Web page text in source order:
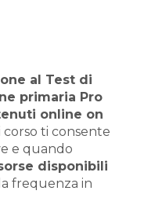
al Test di
primaria Pro
online on
corso ti consente
e quando
disponibili
frequenza in